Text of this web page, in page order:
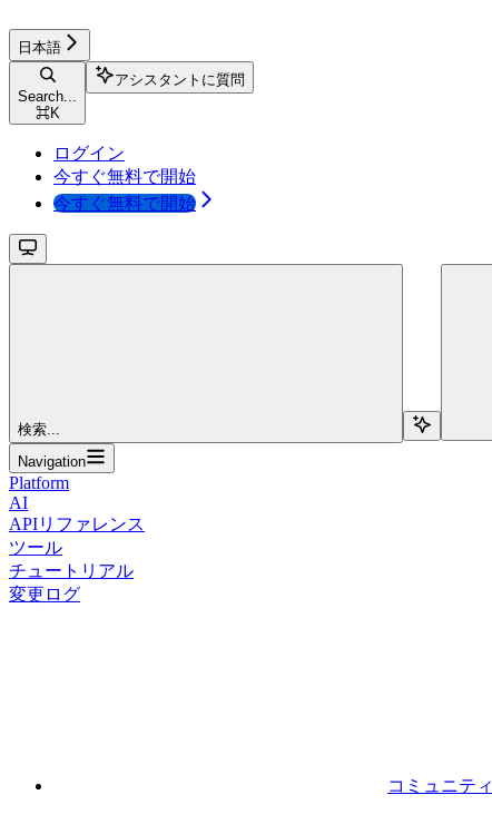
日本語
Search...
⌘K
アシスタントに質問
ログイン
今すぐ無料で開始
今すぐ無料で開始
検索...
Navigation
Platform
AI
APIリファレンス
ツール
チュートリアル
変更ログ
コミュニティ